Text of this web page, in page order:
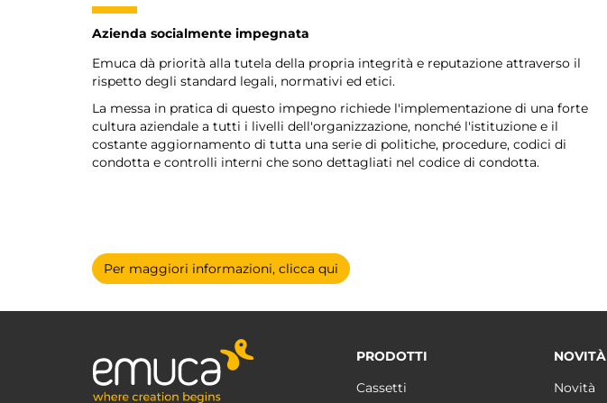
Azienda socialmente impegnata
Emuca dà priorità alla tutela della propria integrità e reputazione attraverso il
rispetto degli standard legali, normativi ed etici.
La messa in pratica di questo impegno richiede l'implementazione di una forte
cultura aziendale a tutti i livelli dell'organizzazione, nonché l'istituzione e il
costante aggiornamento di tutta una serie di politiche, procedure, codici di
condotta e controlli interni che sono dettagliati nel codice di condotta.
Per maggiori informazioni, clicca qui
PRODOTTI
Cassetti
NOVITÀ
Novità